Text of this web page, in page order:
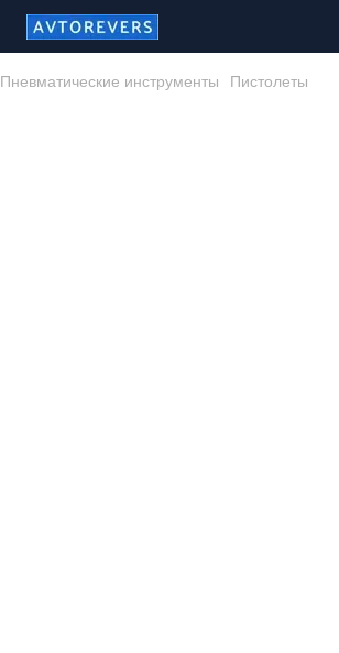
Пневматические инструменты Пистолеты